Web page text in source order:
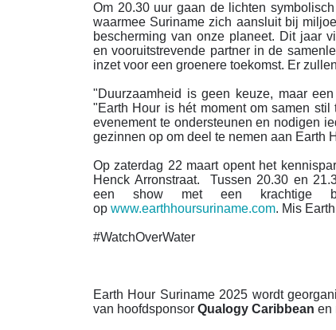
Om 20.30 uur gaan de lichten
waarmee Suriname zich aansluit bij
bescherming van onze planeet. Dit jaar
en vooruitstrevende partner in de
inzet voor een groenere toekomst. Er
"Duurzaamheid is geen keuze, maar
"Earth Hour is hét moment om samen
evenement te ondersteunen en nodigen
gezinnen op om deel te nemen aan Earth
Op zaterdag 22 maart opent het
Henck Arronstraat. Tussen 20.30 en
een show met een krachtige
op www.earthhoursuriname.com. Mis
#WatchOverWater
Earth Hour Suriname 2025 wordt
van hoofdsponsor Qualogy Caribbean en